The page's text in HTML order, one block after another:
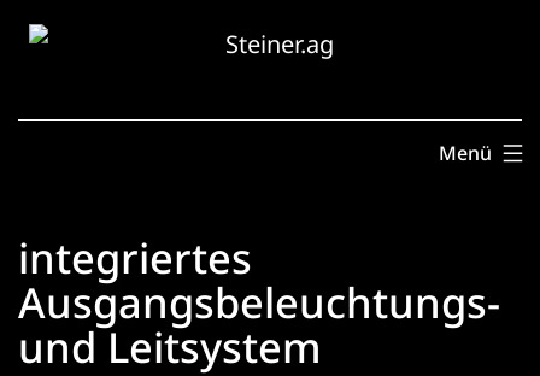
Zum
Menü
integriertes
Ausgangsbeleuchtungs-
und Leitsystem